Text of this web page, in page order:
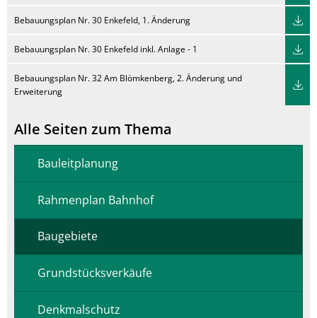
Bebauungsplan Nr. 30 Enkefeld, 1. Änderung
Bebauungsplan Nr. 30 Enkefeld inkl. Anlage - 1
Bebauungsplan Nr. 32 Am Blömkenberg, 2. Änderung und
Erweiterung
Alle Seiten zum Thema
Bauleitplanung
Rahmenplan Bahnhof
Baugebiete
Grundstücksverkäufe
Denkmalschutz